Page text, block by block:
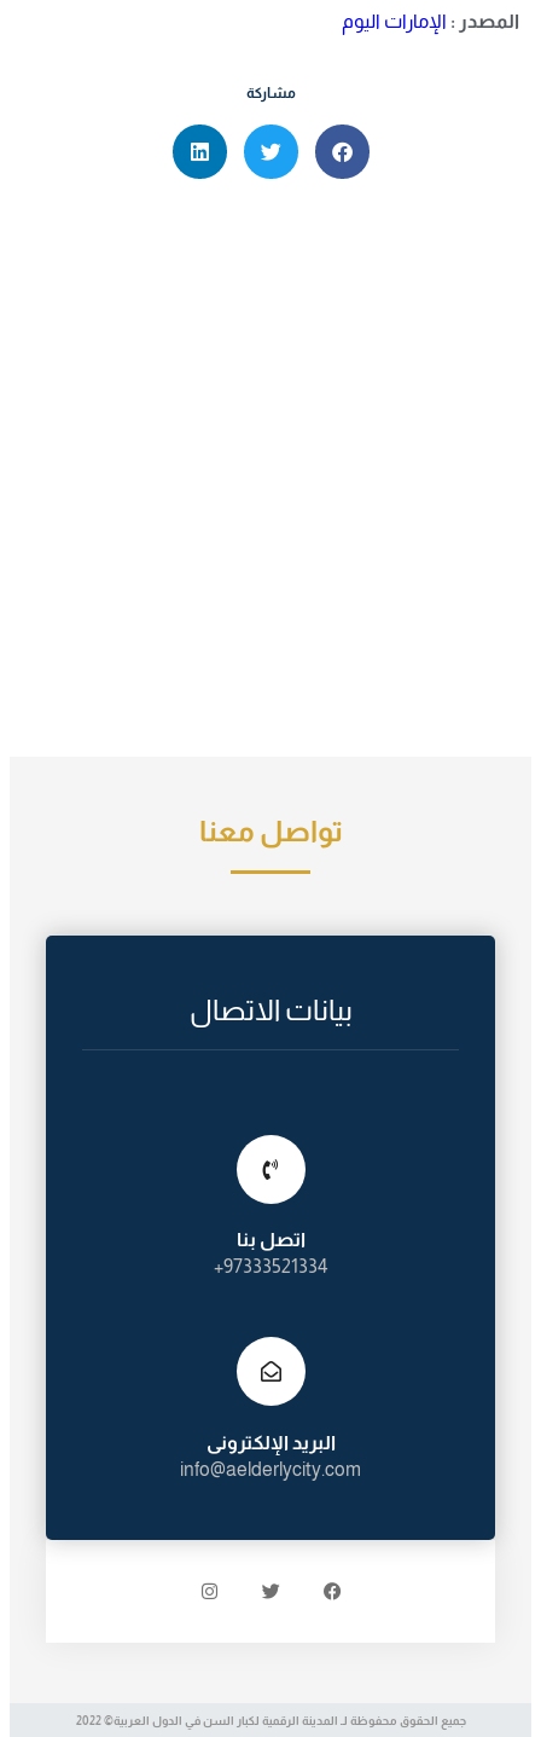
المصدر : الإمارات اليوم
مشاركة
بيانات الاتصال
اتصل بنا
97333521334+
البريد الإلكترونى
info@aelderlycity.com
تواصل معنا
جميع الحقوق محفوظة لـ المدينة الرقمية لكبار السن في الدول العربية© 2022